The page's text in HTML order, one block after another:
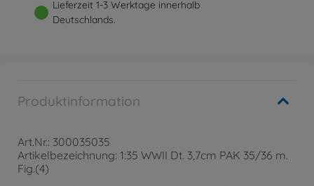
Lieferzeit 1-3 Werktage innerhalb
Deutschlands.
Produktinformation
Art.Nr.: 300035035
Artikelbezeichnung: 1:35 WWII Dt. 3,7cm PAK 35/36 m.
Fig.(4)